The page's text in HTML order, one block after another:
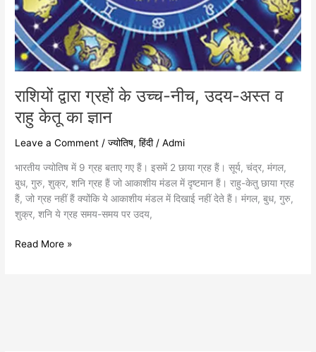
राशियों द्वारा ग्रहों के उच्च-नीच, उदय-अस्त व
राहु केतू का ज्ञान
Leave a Comment /ज्योतिष,हिंदी/Admi
भारतीय ज्योतिष में 9 ग्रह बताए गए हैं। इसमें 2 छाया ग्रह हैं। सूर्य, चंद्र, मंगल,
बुध, गुरु, शुक्र, शनि ग्रह हैं जो आकाशीय मंडल में दृष्टमान हैं। राहु-केतु छाया ग्रह
हैं, जो ग्रह नहीं हैं क्योंकि ये आकाशीय मंडल में दिखाई नहीं देते हैं। मंगल, बुध, गुरु,
शुक्र, शनि ये ग्रह समय-समय पर उदय,
Read More »